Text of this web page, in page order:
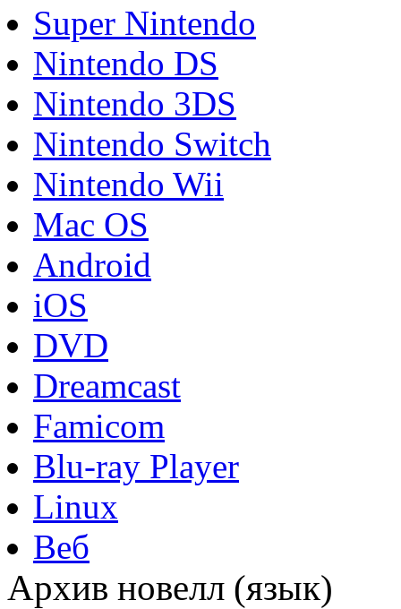
Super Nintendo
Nintendo DS
Nintendo 3DS
Nintendo Switch
Nintendo Wii
Mac OS
Android
iOS
DVD
Dreamcast
Famicom
Blu-ray Player
Linux
Веб
Архив новелл (язык)